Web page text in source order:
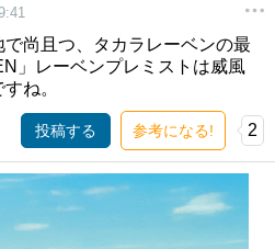
尚且つ、タカラレーベンの最
」レーベンプレミストは威風
すね。
投稿する 参考になる! 2